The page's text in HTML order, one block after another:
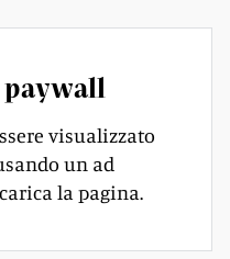
paywall
visualizzato
un ad
la pagina.